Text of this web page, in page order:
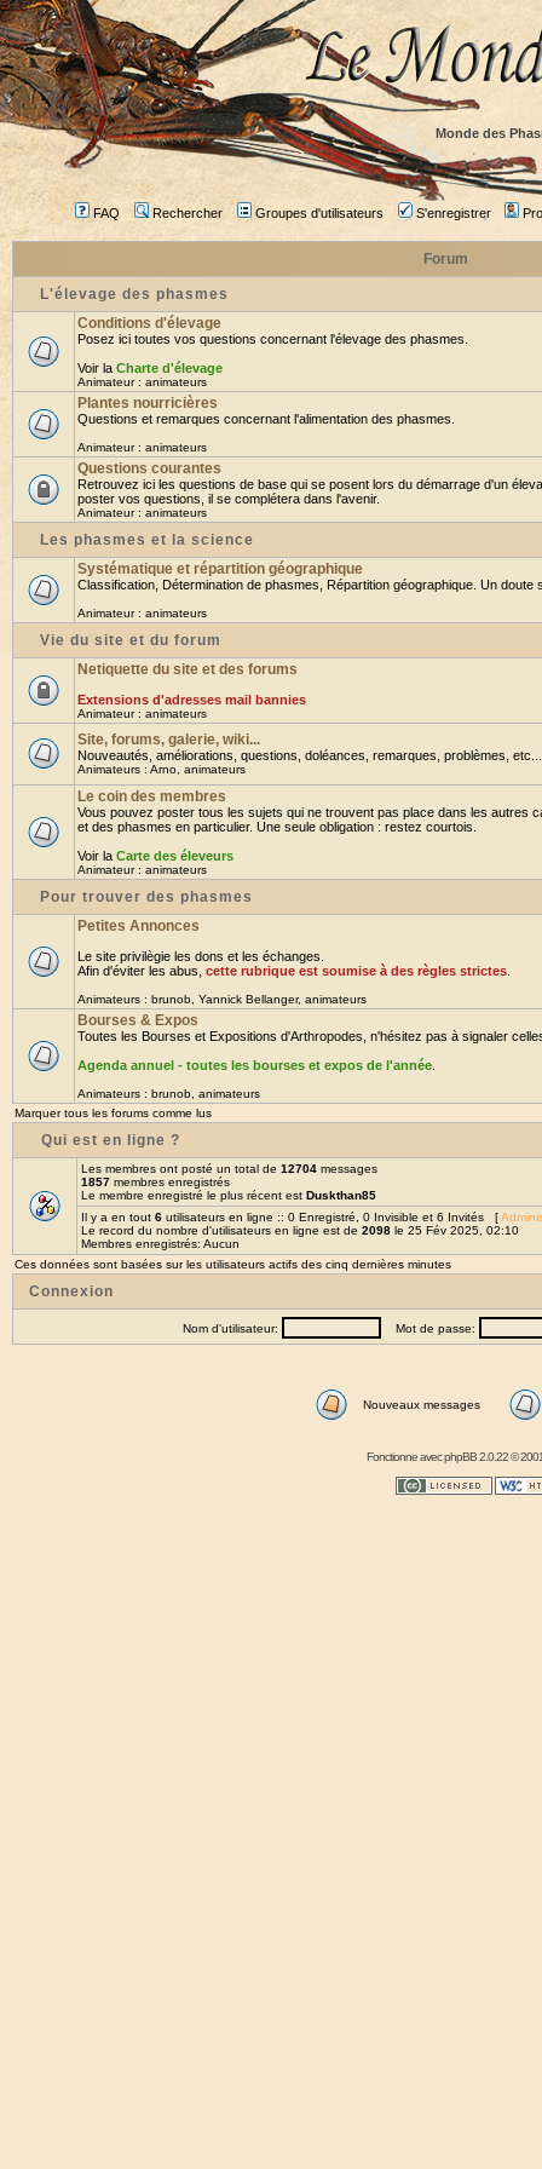
Monde des
FAQ Rechercher Groupes d'utilisateurs S'enregistrer
Forum
L'élevage des phasmes
Conditions d'élevage
Posez ici toutes vos questions concernant l'élevage des phasmes.
Voir la Charte d'élevage
Animateur : animateurs
Plantes nourricières
Questions et remarques concernant l'alimentation des phasmes.
Animateur : animateurs
Questions courantes
Retrouvez ici les questions de base qui se posent lors du démarrage d'un
poster vos questions, il se complétera dans l'avenir.
Animateur : animateurs
Les phasmes et la science
Systématique et répartition géographique
Classification, Détermination de phasmes, Répartition géographique. Un doute
Animateur : animateurs
Vie du site et du forum
Netiquette du site et des forums
Extensions d'adresses mail bannies
Animateur : animateurs
Site, forums, galerie, wiki...
Nouveautés, améliorations, questions, doléances, remarques, problèmes,
Animateurs : Arno animateurs
Le coin des membres
Vous pouvez poster tous les sujets qui ne trouvent pas place dans les autres
et des phasmes en particulier. Une seule obligation : restez courtois.
Voir la Carte des éleveurs
Animateur : animateurs
Pour trouver des phasmes
Petites Annonces
Le site privilègie les dons et les échanges.
Afin d'éviter les abus, cette rubrique est soumise à des règles strictes
Animateurs : brunob Yannick Bellanger, animateurs
Bourses & Expos
Toutes les Bourses et Expositions d'Arthropodes, n'hésitez pas à signaler
Agenda annuel - toutes les bourses et expos de l'année
Animateurs : brunob animateurs
Marquer tous les forums comme lus
Qui est en ligne ?
Les membres ont posté un total de 12704 messages
1857 membres enregistrés
Le membre enregistré le plus récent est Duskthan85
Il y a en tout 6 utilisateurs en ligne :: 0 Enregistré, 0 Invisible et 6 Invités [
Le record du nombre d'utilisateurs en ligne est de 2098 le 25 Fév 2025, 02:10
Membres enregistrés: Aucun
Ces données sont basées sur les utilisateurs actifs des cinq dernières minutes
Connexion
Nom d'utilisateur: Mot de passe:
Nouveaux messages
Fonctionne avecphpBB2.0.22 ©